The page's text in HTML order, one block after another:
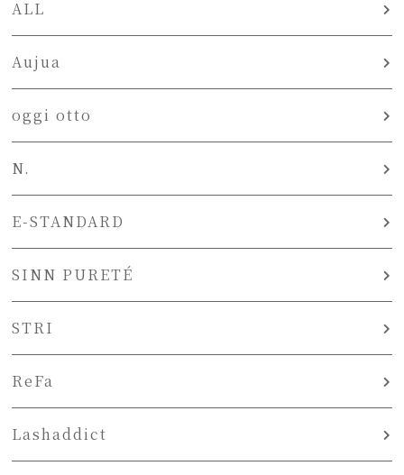
ALL
Aujua
oggi otto
N.
E-STANDARD
SINN PURETÉ
STRI
ReFa
Lashaddict